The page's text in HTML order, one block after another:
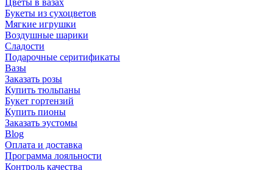
Цветы в вазах
Букеты из сухоцветов
Мягкие игрушки
Воздушные шарики
Сладости
Подарочные серитификаты
Вазы
Заказать розы
Купить тюльпаны
Букет гортензий
Купить пионы
Заказать эустомы
Blog
Оплата и доставка
Программа лояльности
Контроль качества